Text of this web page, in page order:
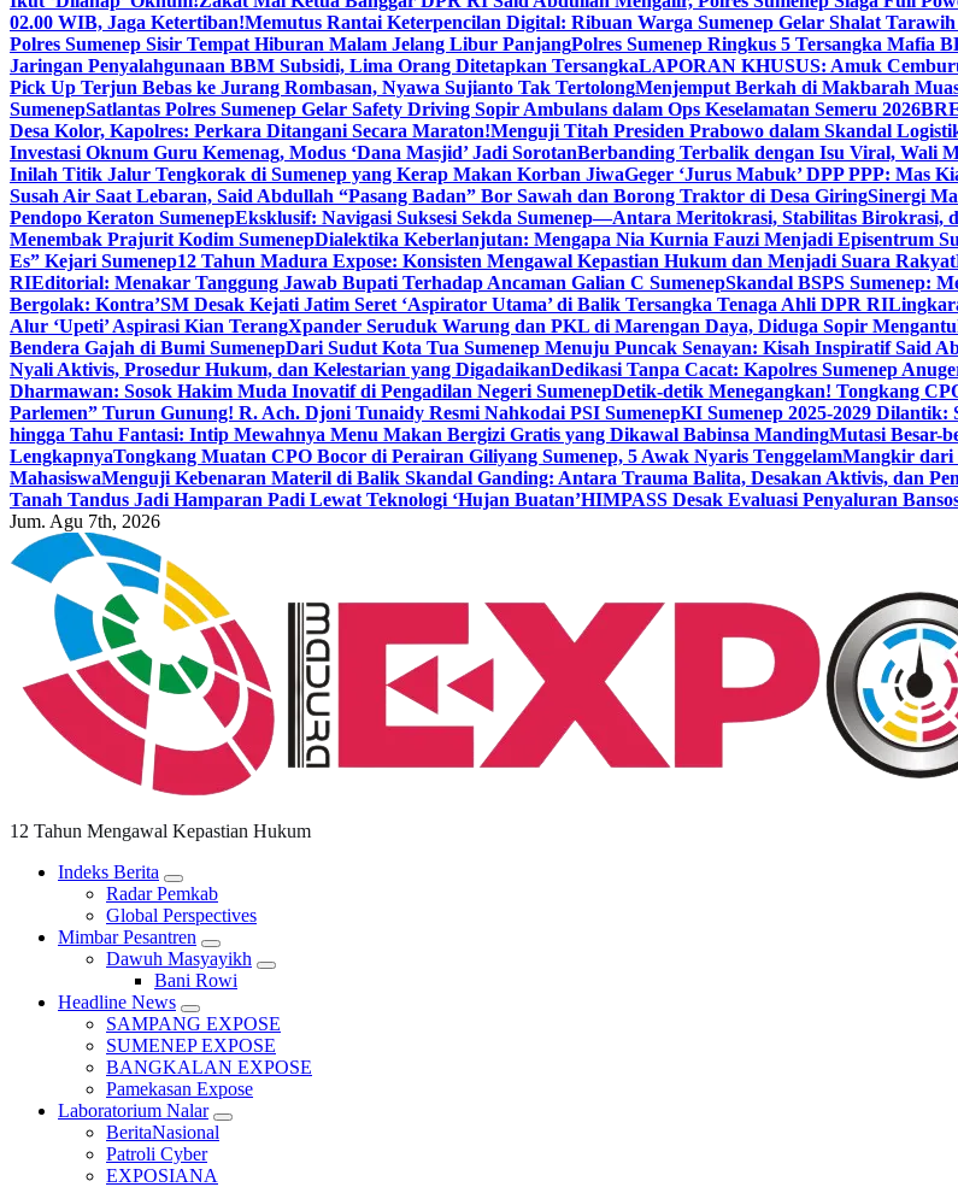
02.00 WIB, Jaga Ketertiban!Memutus Rantai Keterpencilan Digital: Ribuan Warga Sumenep Gelar Shalat
Polres Sumenep Sisir Tempat Hiburan Malam Jelang Libur PanjangPolres Sumenep Ringkus 5 Tersangka Mafia
Jaringan Penyalahgunaan BBM Subsidi, Lima Orang Ditetapkan TersangkaLAPORAN KHUSUS: Amuk
Pick Up Terjun Bebas ke Jurang Rombasan, Nyawa Sujianto Tak TertolongMenjemput Berkah di Makbarah
SumenepSatlantas Polres Sumenep Gelar Safety Driving Sopir Ambulans dalam Ops Keselamatan Semeru 2026
Desa Kolor, Kapolres: Perkara Ditangani Secara Maraton!Menguji Titah Presiden Prabowo dalam Skandal
Investasi Oknum Guru Kemenag, Modus ‘Dana Masjid’ Jadi SorotanBerbanding Terbalik dengan Isu Viral, Wali
Inilah Titik Jalur Tengkorak di Sumenep yang Kerap Makan Korban JiwaGeger ‘Jurus Mabuk’ DPP PPP: Mas
Susah Air Saat Lebaran, Said Abdullah “Pasang Badan” Bor Sawah dan Borong Traktor di Desa GiringSinergi
Pendopo Keraton SumenepEksklusif: Navigasi Suksesi Sekda Sumenep—Antara Meritokrasi, Stabilitas Birokrasi,
Menembak Prajurit Kodim SumenepDialektika Keberlanjutan: Mengapa Nia Kurnia Fauzi Menjadi Episentrum
Es” Kejari Sumenep12 Tahun Madura Expose: Konsisten Mengawal Kepastian Hukum dan Menjadi Suara Rakyat
RIEditorial: Menakar Tanggung Jawab Bupati Terhadap Ancaman Galian C SumenepSkandal BSPS Sumenep:
Bergolak: Kontra’SM Desak Kejati Jatim Seret ‘Aspirator Utama’ di Balik Tersangka Tenaga Ahli DPR RI
Alur ‘Upeti’ Aspirasi Kian TerangXpander Seruduk Warung dan PKL di Marengan Daya, Diduga Sopir
Bendera Gajah di Bumi SumenepDari Sudut Kota Tua Sumenep Menuju Puncak Senayan: Kisah Inspiratif Said
Nyali Aktivis, Prosedur Hukum, dan Kelestarian yang DigadaikanDedikasi Tanpa Cacat: Kapolres Sumenep
Dharmawan: Sosok Hakim Muda Inovatif di Pengadilan Negeri SumenepDetik-detik Menegangkan! Tongkang
Parlemen” Turun Gunung! R. Ach. Djoni Tunaidy Resmi Nahkodai PSI SumenepKI Sumenep 2025-2029 Dilantik:
hingga Tahu Fantasi: Intip Mewahnya Menu Makan Bergizi Gratis yang Dikawal Babinsa MandingMutasi Besar-
LengkapnyaTongkang Muatan CPO Bocor di Perairan Giliyang Sumenep, 5 Awak Nyaris TenggelamMangkir dari
MahasiswaMenguji Kebenaran Materil di Balik Skandal Ganding: Antara Trauma Balita, Desakan Aktivis, dan
Tanah Tandus Jadi Hamparan Padi Lewat Teknologi ‘Hujan Buatan’HIMPASS Desak Evaluasi Penyaluran
Jum. Agu 7th, 2026
12 Tahun Mengawal Kepastian Hukum
Indeks Berita
Radar Pemkab
Global Perspectives
Mimbar Pesantren
Dawuh Masyayikh
Bani Rowi
Headline News
SAMPANG EXPOSE
SUMENEP EXPOSE
BANGKALAN EXPOSE
Pamekasan Expose
Laboratorium Nalar
BeritaNasional
Patroli Cyber
EXPOSIANA